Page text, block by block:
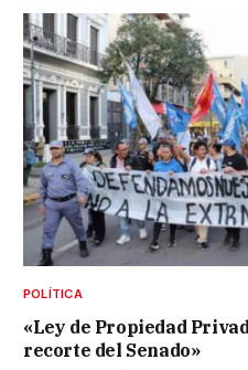
POLÍTICA
«Ley de Propiedad
recorte del Senado»